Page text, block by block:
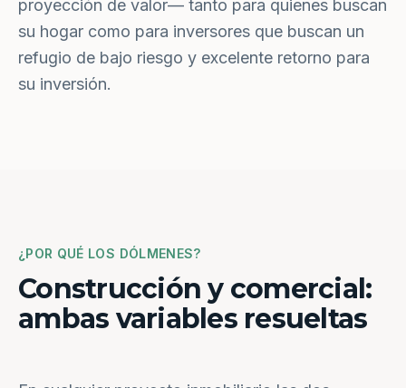
proyección de valor— tanto para quienes buscan
su hogar como para inversores que buscan un
refugio de bajo riesgo y excelente retorno para
su inversión.
¿POR QUÉ LOS DÓLMENES?
Construcción y comercial:
ambas variables resueltas